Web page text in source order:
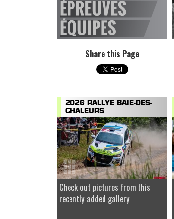
Share this Page
2026 RALLYE BAIE-DES-
CHALEURS
Check out pictures from this
recently added gallery